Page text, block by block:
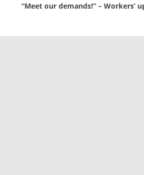
“Meet our demands!” – Workers’